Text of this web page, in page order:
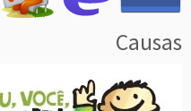
Causas